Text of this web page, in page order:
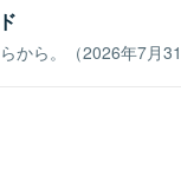
から。（2026年7月31